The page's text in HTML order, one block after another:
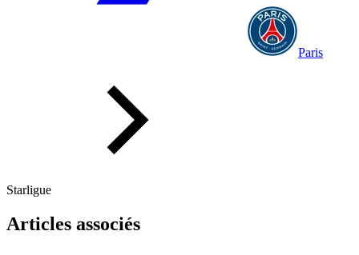
Paris
Starligue
Articles associés